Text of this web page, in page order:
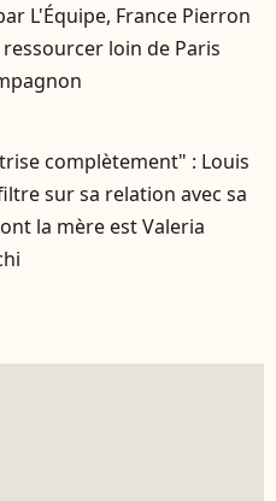
L'Équipe, France Pierron
loin de Paris
complètement" : Louis
sur sa relation avec sa
la mère est Valeria